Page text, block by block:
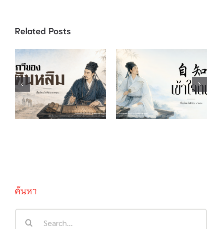
Related Posts
บทกวีของตันหลิม 自知 เข้าใจตน
ค้นหา